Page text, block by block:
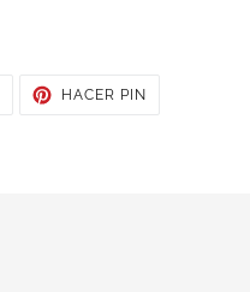
TUITEARHACER PINPINEAR